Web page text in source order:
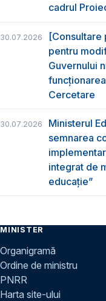
cadrul
30.07.2026
[Consultare
pentru
Guvernului
Cercetare
30.07.2026
Ministerul
semnarea
integrat de
educație”
MINISTER
Organigramă
Ordine de ministru
PNRR
Harta site-ului